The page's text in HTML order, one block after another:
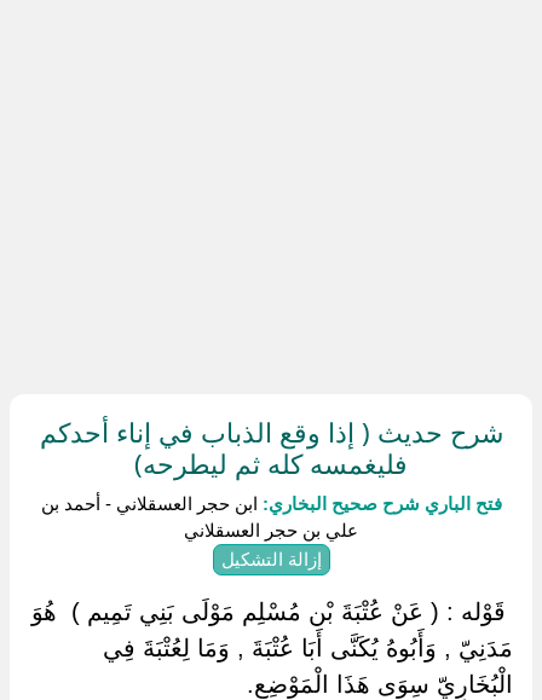
شرح حديث ( إذا وقع الذباب في إناء أحدكم
فليغمسه كله ثم ليطرحه)
فتح الباري شرح صحيح البخاري: ابن حجر العسقلاني - أحمد بن
علي بن حجر العسقلاني
إزالة التشكيل
‏ ‏قَوْله : ( عَنْ عُتْبَةَ بْن مُسْلِم مَوْلَى بَنِي تَمِيم ) ‏ ‏هُوَ
مَدَنِيّ , وَأَبُوهُ يُكَنَّى أَبَا عُتْبَةَ , وَمَا لِعُتْبَةَ فِي
الْبُخَارِيّ سِوَى هَذَا الْمَوْضِع.